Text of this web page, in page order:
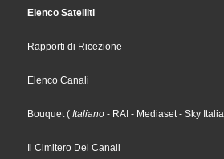
Elenco Satelliti
Rapporti di Ricezione
Elenco Canali
Bouquet ( Italiano - RAI - Mediaset - Sky Italia
Il Cimitero Dei Canali